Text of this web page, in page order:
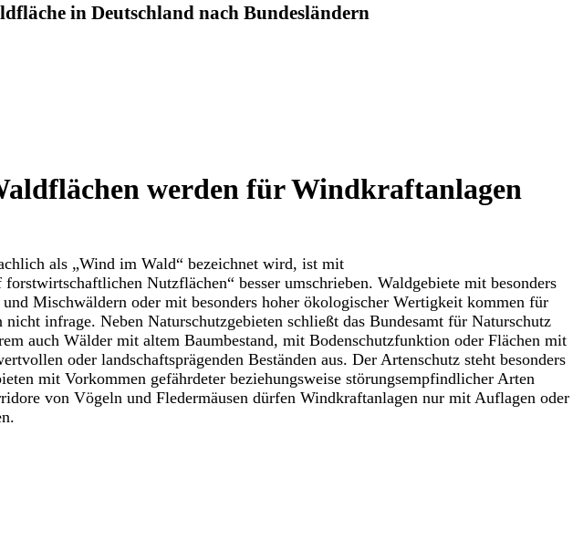
in Deutschland nach Bundesländern
werden für Windkraftanlagen
als „Wind im Wald“ bezeichnet wird, ist mit
forstwirtschaftlichen Nutzflächen“ besser umschrieben. Waldgebiete mit besonders
Mischwäldern oder mit besonders hoher ökologischer Wertigkeit kommen für
nicht infrage. Neben Naturschutzgebieten schließt das Bundesamt für Naturschutz
auch Wälder mit altem Baumbestand, mit Bodenschutzfunktion oder Flächen mit
oder landschaftsprägenden Beständen aus. Der Artenschutz steht besonders
mit Vorkommen gefährdeter beziehungsweise störungsempfindlicher Arten
von Vögeln und Fledermäusen dürfen Windkraftanlagen nur mit Auflagen oder